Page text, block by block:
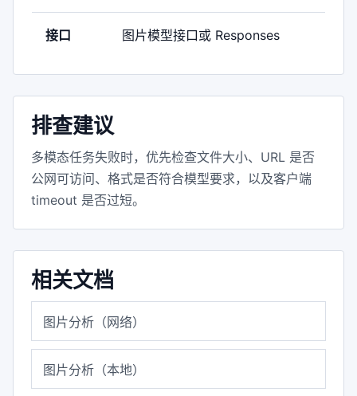
接口 图片模型接口或 Responses
排查建议
多模态任务失败时，优先检查文件大小、URL 是否
公网可访问、格式是否符合模型要求，以及客户端
timeout 是否过短。
相关文档
图片分析（网络）
图片分析（本地）